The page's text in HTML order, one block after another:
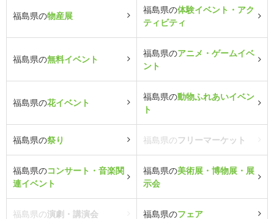
福島県の物産展
福島県の体験イベント・アク
ティビティ
福島県の無料イベント
福島県のアニメ・ゲームイベ
ント
福島県の花イベント
福島県の動物ふれあいイベン
ト
福島県の祭り 福島県のフリーマーケット
福島県のコンサート・音楽関
連イベント
福島県の美術展・博物展・展
示会
福島県の演劇・講演会 福島県のフェア